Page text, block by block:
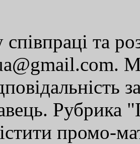
та
Рубрика
промо-